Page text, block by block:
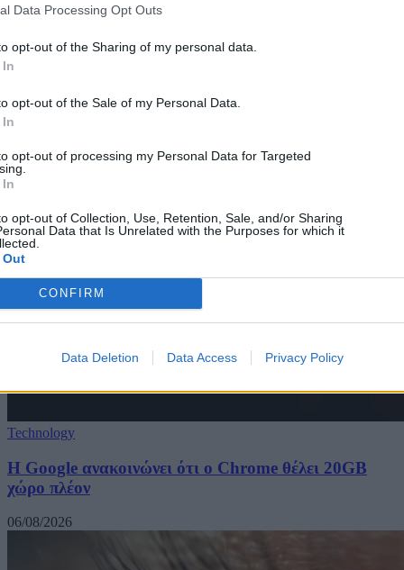
Data Processing Opt Outs
opt-out of the Sharing of my personal data.
opt-out of the Sale of my Personal Data.
opt-out of processing my Personal Data for Targeted
opt-out of Collection, Use, Retention, Sale, and/or Sharing
Data that Is Unrelated with the Purposes for which it
CONFIRM
Data Deletion Data Access Privacy Policy
Technology
Η Google ανακοινώνει ότι ο Chrome θέλει 20GB
χώρο πλέον
06/08/2026